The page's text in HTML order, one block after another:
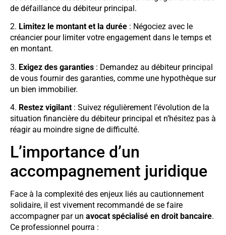
de défaillance du débiteur principal.
2. Limitez le montant et la durée : Négociez avec le
créancier pour limiter votre engagement dans le temps et
en montant.
3. Exigez des garanties : Demandez au débiteur principal
de vous fournir des garanties, comme une hypothèque sur
un bien immobilier.
4. Restez vigilant : Suivez régulièrement l’évolution de la
situation financière du débiteur principal et n’hésitez pas à
réagir au moindre signe de difficulté.
L’importance d’un
accompagnement juridique
Face à la complexité des enjeux liés au cautionnement
solidaire, il est vivement recommandé de se faire
accompagner par un avocat spécialisé en droit bancaire.
Ce professionnel pourra :